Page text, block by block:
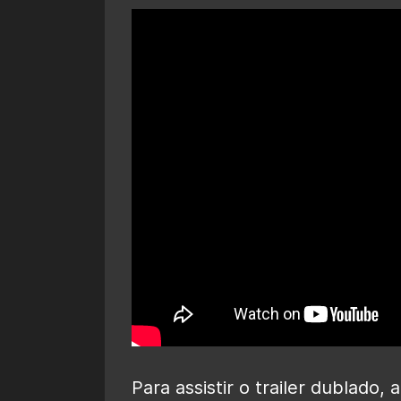
Para assistir o trailer dublado,